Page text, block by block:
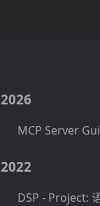
2026
MCP Server
2022
DSP - Project: